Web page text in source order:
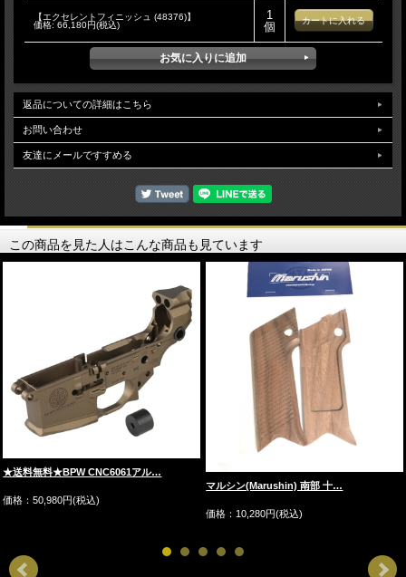
【エクセレントフィニッシュ (48376)】
価格: 66,180円(税込)
1
個
返品についての詳細はこちら
お問い合わせ
友達にメールですすめる
この商品を見た人はこんな商品も見ています
★送料無料★BPW CNC6061アル…
価格：50,980円(税込)
マルシン(Marushin) 南部 十…
価格：10,280円(税込)